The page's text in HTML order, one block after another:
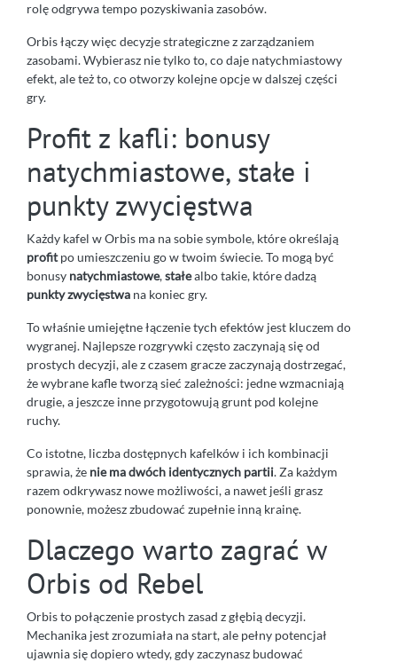
rolę odgrywa tempo pozyskiwania zasobów.
Orbis łączy więc decyzje strategiczne z zarządzaniem
zasobami. Wybierasz nie tylko to, co daje natychmiastowy
efekt, ale też to, co otworzy kolejne opcje w dalszej części
gry.
Profit z kafli: bonusy
natychmiastowe, stałe i
punkty zwycięstwa
Każdy kafel w Orbis ma na sobie symbole, które określają
profitpo umieszczeniu go w twoim świecie. To mogą być
bonusy natychmiastowe,stałealbo takie, które dadzą
punkty zwycięstwa na koniec gry.
To właśnie umiejętne łączenie tych efektów jest kluczem do
wygranej. Najlepsze rozgrywki często zaczynają się od
prostych decyzji, ale z czasem gracze zaczynają dostrzegać,
że wybrane kafle tworzą sieć zależności: jedne wzmacniają
drugie, a jeszcze inne przygotowują grunt pod kolejne
ruchy.
Co istotne, liczba dostępnych kafelków i ich kombinacji
sprawia, że nie ma dwóch identycznych partii. Za każdym
razem odkrywasz nowe możliwości, a nawet jeśli grasz
ponownie, możesz zbudować zupełnie inną krainę.
Dlaczego warto zagrać w
Orbis od Rebel
Orbis to połączenie prostych zasad z głębią decyzji.
Mechanika jest zrozumiała na start, ale pełny potencjał
ujawnia się dopiero wtedy, gdy zaczynasz budować